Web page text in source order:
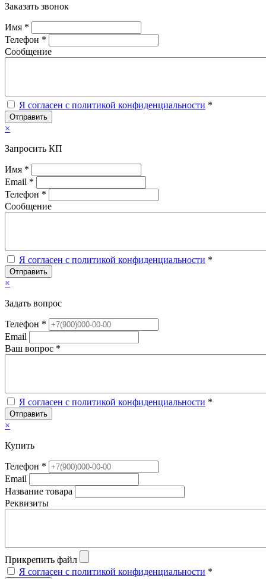
Заказать звонок
Имя *
Телефон *
Сообщение
Я согласен с политикой конфиденциальности *
Отправить
×
Запросить КП
Имя *
Email *
Телефон *
Сообщение
Я согласен с политикой конфиденциальности *
Отправить
×
Задать вопрос
Телефон *
Email
Ваш вопрос *
Я согласен с политикой конфиденциальности *
Отправить
×
Купить
Телефон *
Email
Название товара
Реквизиты
Прикрепить файл
Я согласен с политикой конфиденциальности *